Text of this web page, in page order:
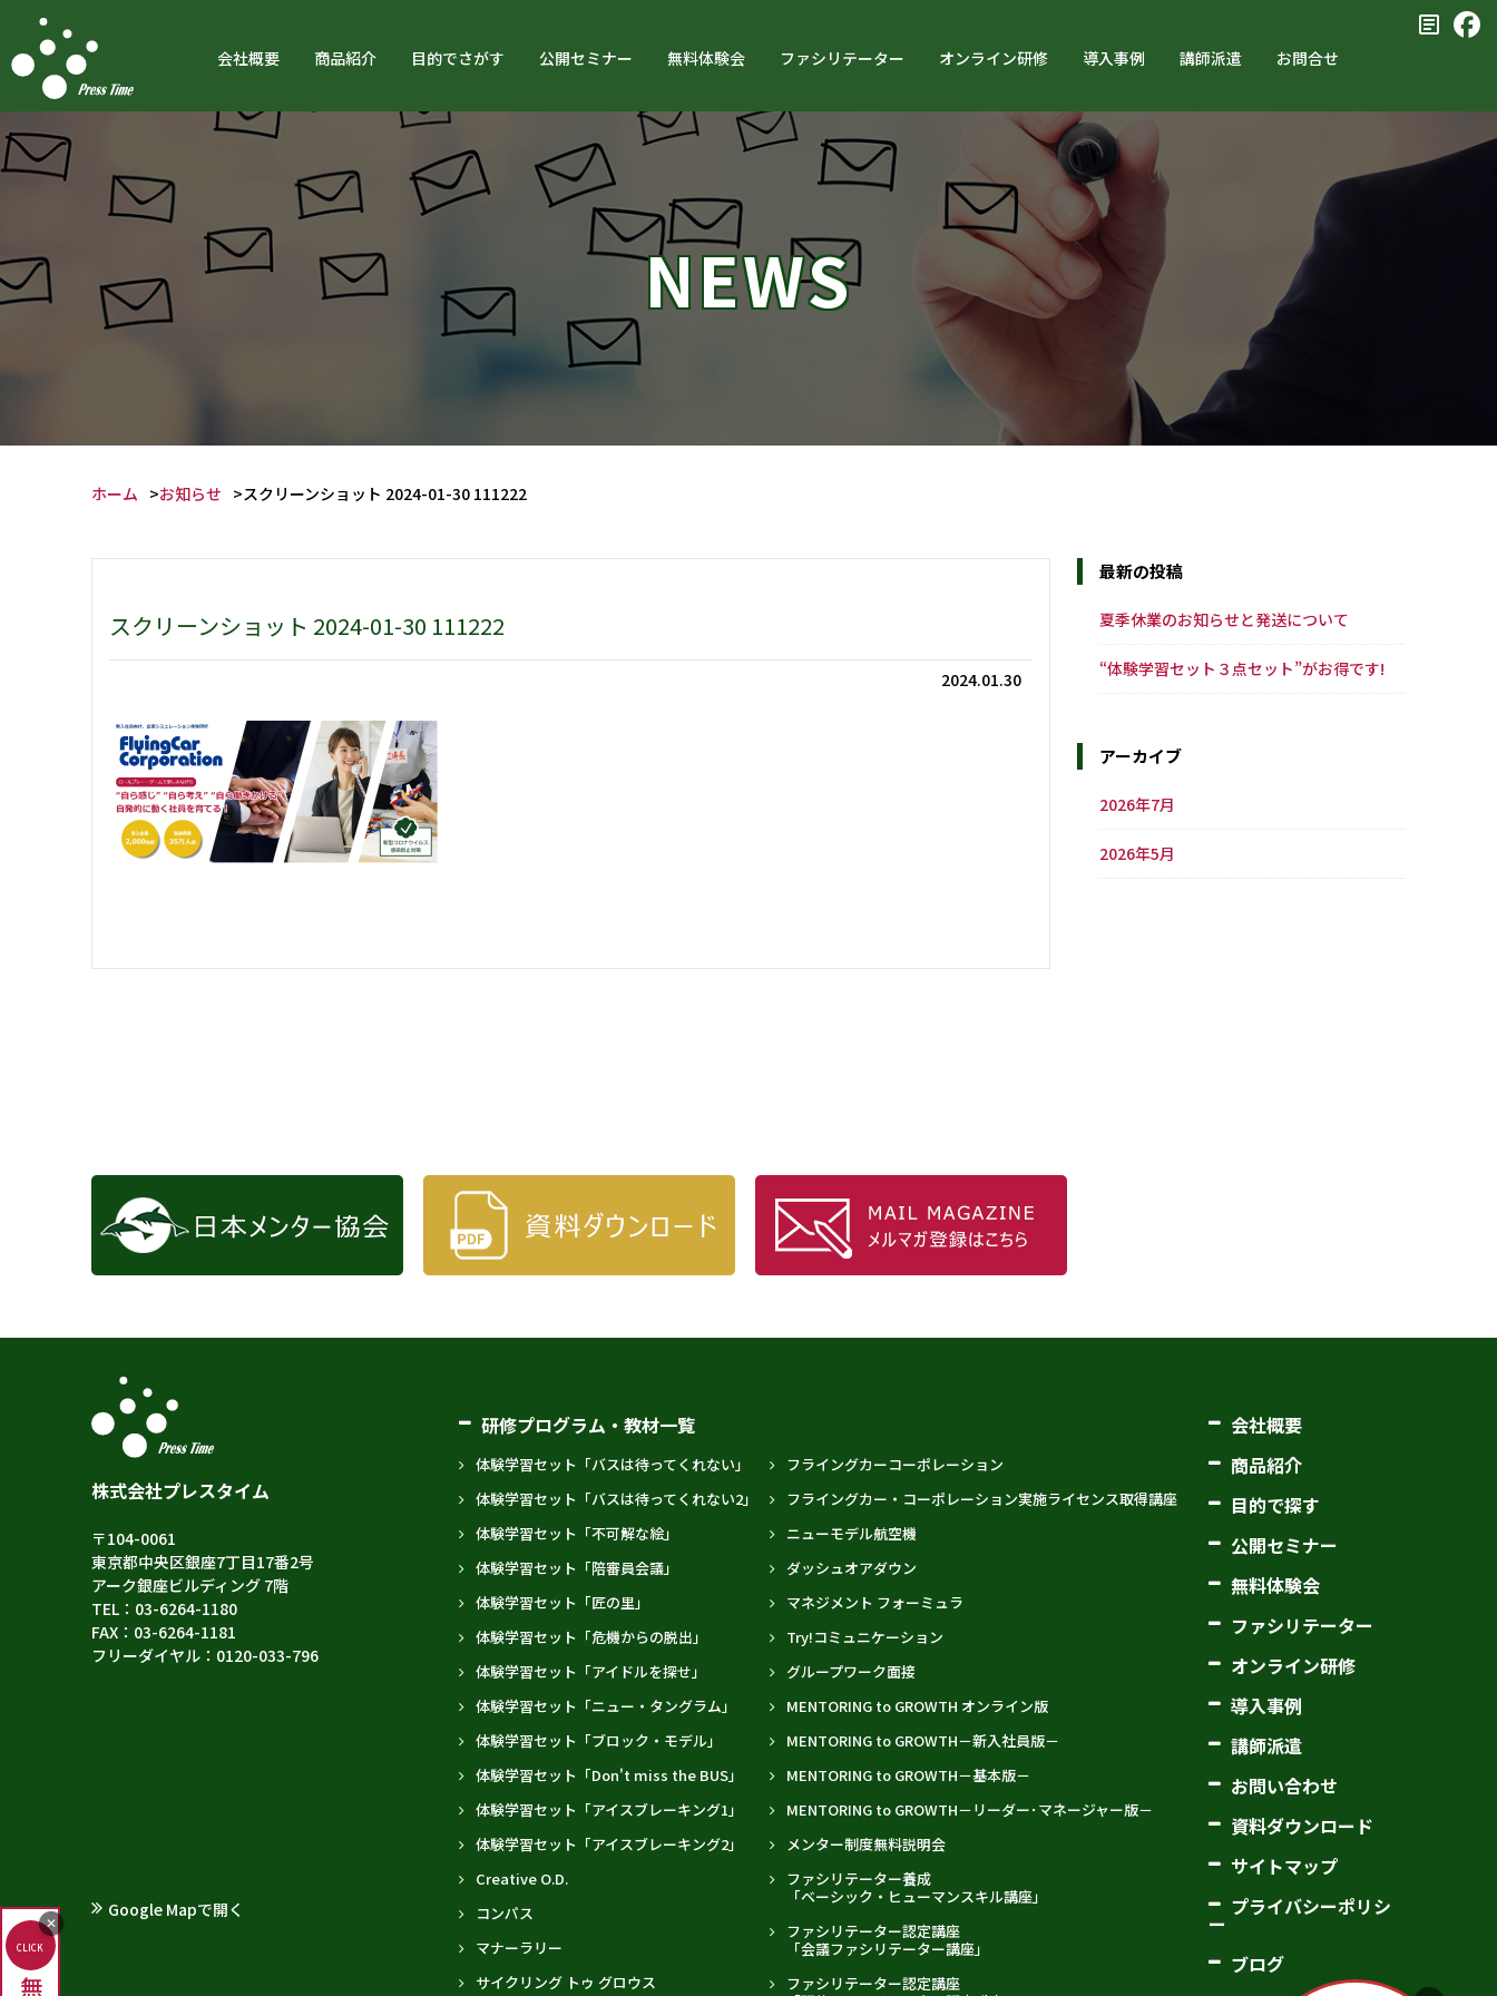
会社概要 商品紹介 目的でさがす 公開セミナー 無料体験会 ファシリテーター オンライン研修 導入事例 講師派遣 お問合せ
NEWS
ホーム お知らせ スクリーンショット 2024-01-30 111222
スクリーンショット 2024-01-30 111222
2024.01.30
最新の投稿
夏季休業のお知らせと発送について
“体験学習セット３点セット”がお得です!
アーカイブ
2026年7月
2026年5月
✕
CLICK
株式会社プレスタイム
〒104-0061
東京都中央区銀座7丁目17番2号
アーク銀座ビルディング 7階
TEL：03-6264-1180
FAX：03-6264-1181
フリーダイヤル：0120-033-796
Google Mapで開く
研修プログラム・教材一覧
体験学習セット「バスは待ってくれない」
体験学習セット「バスは待ってくれない2」
体験学習セット「不可解な絵」
体験学習セット「陪審員会議」
体験学習セット「匠の里」
体験学習セット「危機からの脱出」
体験学習セット「アイドルを探せ」
体験学習セット「ニュー・タングラム」
体験学習セット「ブロック・モデル」
体験学習セット「Don't miss the BUS」
体験学習セット「アイスブレーキング1」
体験学習セット「アイスブレーキング2」
Creative O.D.
コンパス
マナーラリー
サイクリング トゥ グロウス
フライングカーコーポレーション
フライングカー・コーポレーション実施ライセンス取得講座
ニューモデル航空機
ダッシュオアダウン
マネジメント フォーミュラ
Try!コミュニケーション
グループワーク面接
MENTORING to GROWTH オンライン版
MENTORING to GROWTH－新入社員版－
MENTORING to GROWTH－基本版－
MENTORING to GROWTH－リーダー･マネージャー版－
メンター制度無料説明会
ファシリテーター養成
「ベーシック・ヒューマンスキル講座」
ファシリテーター認定講座
「会議ファシリテーター講座」
ファシリテーター認定講座
会社概要
商品紹介
目的で探す
公開セミナー
無料体験会
ファシリテーター
オンライン研修
導入事例
講師派遣
お問い合わせ
資料ダウンロード
サイトマップ
プライバシーポリシ
ー
ブログ